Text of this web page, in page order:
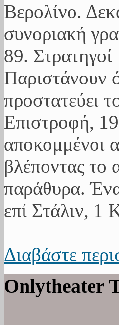
Βερολίνο.
συνοριακή
89.
Παριστάνουν
προστατεύει
Επιστροφή,
αποκομμένοι
βλέποντας το
παράθυρα.
επί Στάλιν, 1
Διαβάστε
Onlytheater